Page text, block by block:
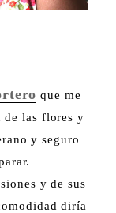
que me
de las flores y
y seguro
y de sus
diría